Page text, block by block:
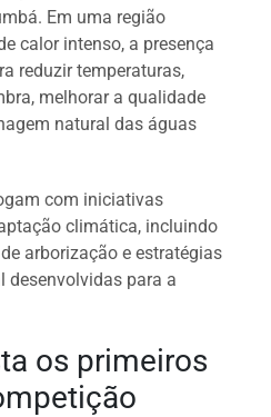
Em uma região
calor intenso, a presença
reduzir temperaturas,
melhorar a qualidade
natural das águas
com iniciativas
climática, incluindo
arborização e estratégias
desenvolvidas para a
os primeiros